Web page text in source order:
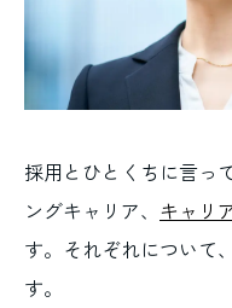
採用とひとくちに言って
ングキャリア、 キャリ
す。それぞれについて
す。